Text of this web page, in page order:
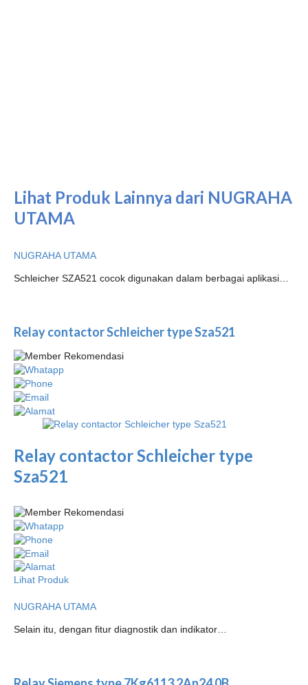
Lihat Produk Lainnya dari NUGRAHA
UTAMA
NUGRAHA UTAMA
Schleicher SZA521 cocok digunakan dalam berbagai aplikasi…
Relay contactor Schleicher type Sza521
Relay contactor Schleicher type
Sza521
Lihat Produk
NUGRAHA UTAMA
Selain itu, dengan fitur diagnostik dan indikator…